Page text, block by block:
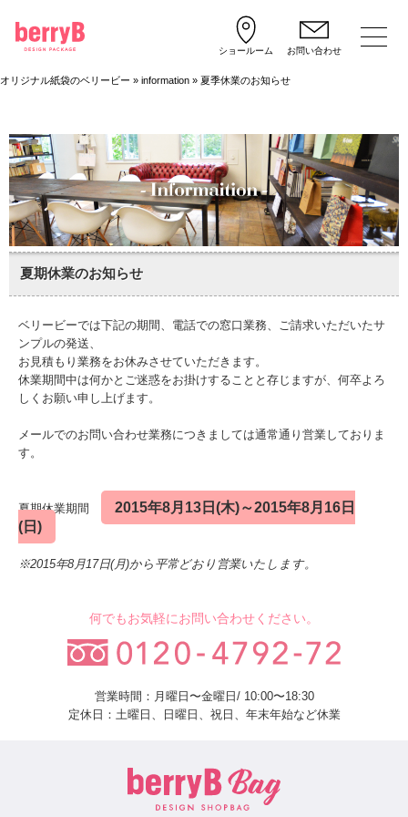
ショールーム お問い合わせ
オリジナル紙袋のベリービー » information » 夏季休業のお知らせ
夏期休業のお知らせ
ベリービーでは下記の期間、電話での窓口業務、ご請求いただいたサ
ンプルの発送、
お見積もり業務をお休みさせていただきます。
休業期間中は何かとご迷惑をお掛けすることと存じますが、何卒よろ
しくお願い申し上げます。
メールでのお問い合わせ業務につきましては通常通り営業しておりま
す。
夏期休業期間
2015年8月13日(木)～2015年8月16日
(日)
※2015年8月17日(月)から平常どおり営業いたします。
何でもお気軽にお問い合わせください。
営業時間：月曜日〜金曜日/ 10:00〜18:30
定休日：土曜日、日曜日、祝日、年末年始など休業